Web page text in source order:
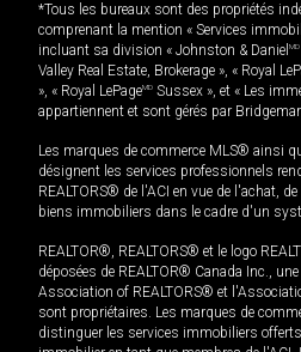
*Tous les bureaux sont des propriétés
comprenant la mention « Services
incluant sa division « Johnston & Daniel MD
Valley Real Estate, Brokerage », « Royal
», « Royal LePageMD Sussex », et « Les
appartiennent et sont gérés par
Les marques de commerce MLS® ainsi
désignent les services professionnels
REALTORS® de l'ACI en vue de l'achat,
biens immobiliers dans le cadre d'un
REALTOR®, REALTORS® et le logo
déposées de REALTOR® Canada Inc.,
Association of REALTORS® et
sont propriétaires. Les marques de
distinguer les services immobiliers